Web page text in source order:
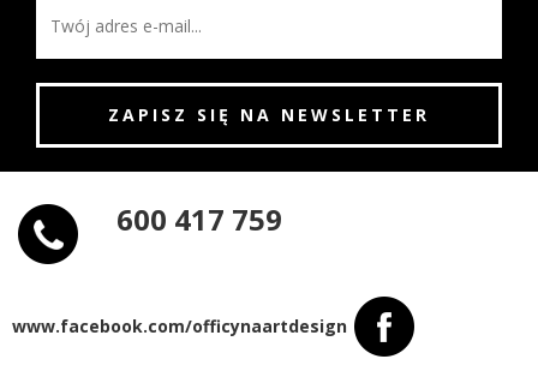
600 417 759
www.facebook.com/officynaartdesign